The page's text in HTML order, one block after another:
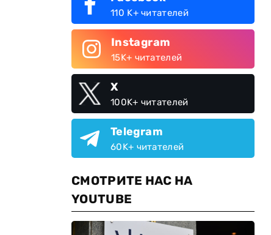
110 K+ читателей
Instagram
15K+ читателей
X
100K+ читателей
Telegram
60K+ читателей
СМОТРИТЕ НАС НА
YOUTUBE